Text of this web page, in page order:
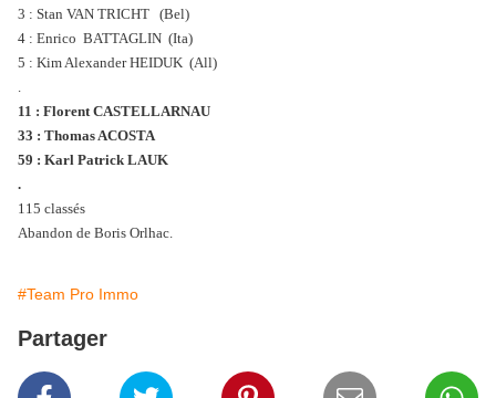
3 : Stan VAN TRICHT (Bel)
4 : Enrico BATTAGLIN (Ita)
5 : Kim Alexander HEIDUK (All)
.
11 : Florent CASTELLARNAU
33 : Thomas ACOSTA
59 : Karl Patrick LAUK
.
115 classés
Abandon de Boris Orlhac.
#Team Pro Immo
Partager